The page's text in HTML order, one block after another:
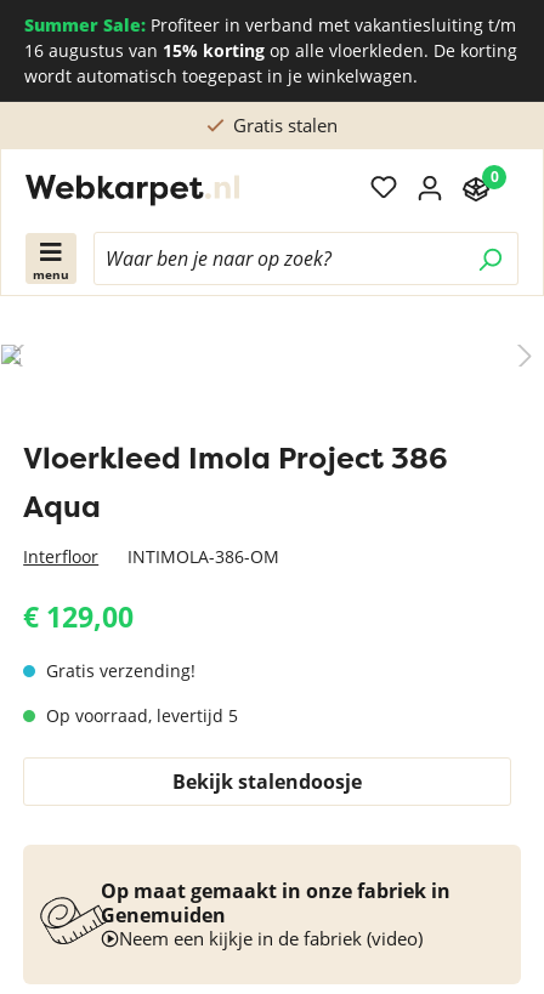
Summer Sale: Profiteer in verband met vakantiesluiting t/m
16 augustus van 15% korting op alle vloerkleden. De korting
wordt automatisch toegepast in je winkelwagen.
Gratis stalen
menu
0
Vloerkleed Imola Project 386
Aqua
Interfloor INTIMOLA-386-OM
€ 129,00
Gratis verzending!
Op voorraad, levertijd 5
Bekijk stalendoosje
Op maat gemaakt in onze fabriek in
Genemuiden
Neem een kijkje in de fabriek (video)